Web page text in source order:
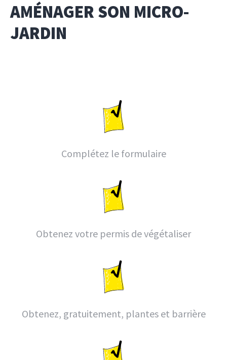
AMÉNAGER SON MICRO-
JARDIN
Complétez le formulaire
Obtenez votre permis de végétaliser
Obtenez, gratuitement, plantes et barrière